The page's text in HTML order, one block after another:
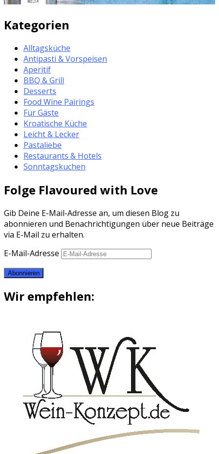
Kategorien
Alltagsküche
Antipasti & Vorspeisen
Aperitif
BBQ & Grill
Desserts
Food Wine Pairings
Für Gäste
Kroatische Küche
Leicht & Lecker
Pastaliebe
Restaurants & Hotels
Sonntagskuchen
Folge Flavoured with Love
Gib Deine E-Mail-Adresse an, um diesen Blog zu
abonnieren und Benachrichtigungen über neue Beiträge
via E-Mail zu erhalten.
E-Mail-Adresse
Abonnieren
Wir empfehlen: